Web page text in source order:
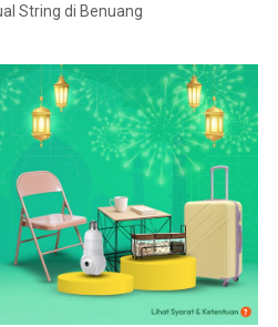
String di Benuang